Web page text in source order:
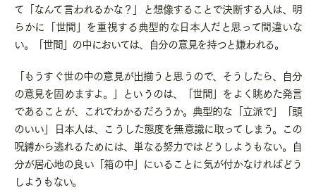
て「なんて言われるかな？」と想像することで決断する人は、明
らかに「世間」を重視する典型的な日本人だと思って間違いな
い。「世間」の中においては、自分の意見を持つと嫌われる。
「もうすぐ世の中の意見が出揃うと思うので、そうしたら、自分
の意見を固めますよ。」というのは、「世間」をよく眺めた発言
であることが、これでわかるだろうか。典型的な「立派で」「頭
のいい」日本人は、こうした態度を無意識に取ってしまう。この
呪縛から逃れるためには、単なる努力ではどうしようもない。自
分が居心地の良い「箱の中」にいることに気が付かなければどう
しようもない。